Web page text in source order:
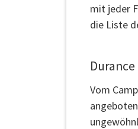
mit jeder
die Liste
Durance
Vom